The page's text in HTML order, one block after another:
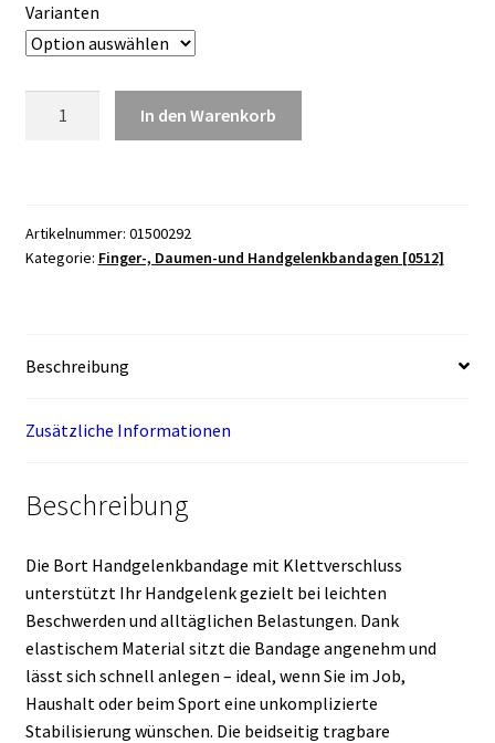
Varianten
In den Warenkorb
Artikelnummer: 01500292
Kategorie: Finger-, Daumen-und Handgelenkbandagen [0512]
Beschreibung
Zusätzliche Informationen
Beschreibung
Die Bort Handgelenkbandage mit Klettverschluss
unterstützt Ihr Handgelenk gezielt bei leichten
Beschwerden und alltäglichen Belastungen. Dank
elastischem Material sitzt die Bandage angenehm und
lässt sich schnell anlegen – ideal, wenn Sie im Job,
Haushalt oder beim Sport eine unkomplizierte
Stabilisierung wünschen. Die beidseitig tragbare